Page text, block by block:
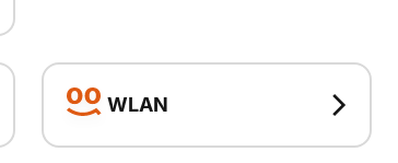
WLAN